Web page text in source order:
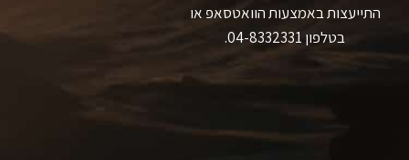
התייעצות באמצעות הוואטסאפ או
בטלפון 04-8332331.